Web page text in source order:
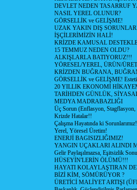
DEVLET NEDEN TASARRUF
NASIL YEREL OLUNUR?
GÖRSELLİK ve GELİŞME!
UZAK YAKIN DIŞ
İŞÇİLERİMİZİN HALİ!
KRİZDE KAMUSAL
15 TEMMUZ NEDEN OLDU?
ALKIŞLARLA BATIYORUZ!!!
YÖRESEL/YEREL, ÜRÜN/
KRİZDEN BUĞRANA,
GÖRSELLİK ve GELİŞME!
20 YILLIK EKONOMİ
TARİHDEN GÜNLÜK,
MEDYA MADRABAZLIĞI
Üç Sorun (Enflasyon, Stagflasyon,
Krizde Hatalar!!
Çalışma Hayatında ki
Yerel, Yöresel Üretim!
ENERJİ BAGISIZLIĞIMIZ!
YANGIN UÇAKLARI ALINDI
Gelir Paylaşılmazsa, Eşitsizlik
HÜSEYİN'LERİN ÖLÜMÜ!!!
HAYATI KOLAYLAŞTIRAN
BİZİ KİM, SÖMÜRÜYOR ?
ÜRETİCİ MALİYET ARTIŞI